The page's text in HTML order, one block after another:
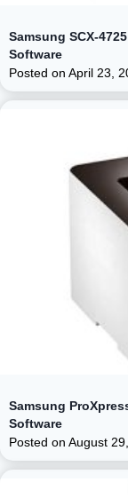
Samsung SCX-
Software
Posted on April 23,
Samsung
Software
Posted on August